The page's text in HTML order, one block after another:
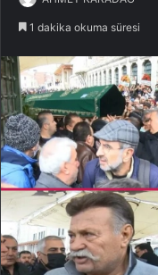
1 dakika okuma süresi